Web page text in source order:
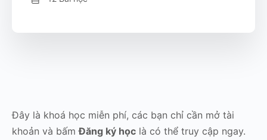
Đây là khoá học miễn phí, các bạn chỉ cần mở tài
khoản và bấmĐăng ký học là có thể truy cập ngay.